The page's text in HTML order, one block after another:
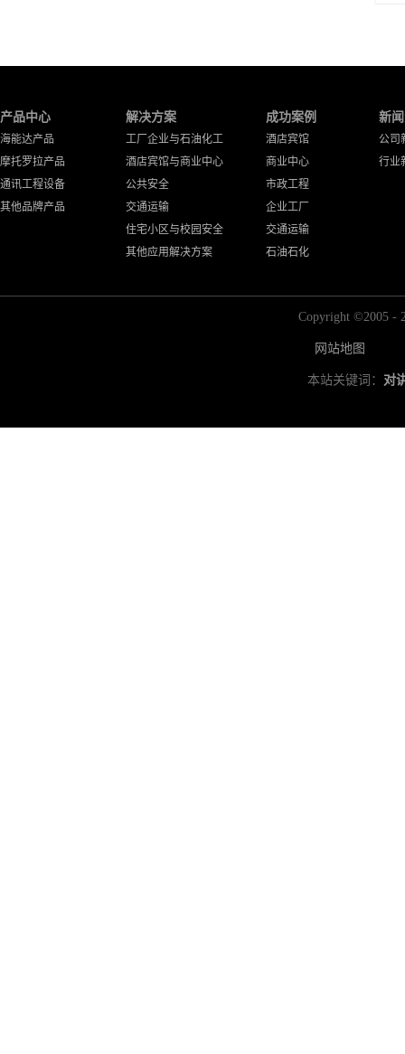
产品中心
海能达产品
摩托罗拉产品
通讯工程设备
其他品牌产品
解决方案
工厂企业与石油化工
酒店宾馆与商业中心
公共安全
交通运输
住宅小区与校园安全
其他应用解决方案
成功案例
酒店宾馆
商业中心
市政工程
企业工厂
交通运输
石油石化
新
公司
行业
Copyright ©2005 -
网站地图
本站关键词： 对